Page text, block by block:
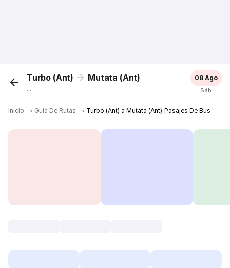
Turbo (Ant) Mutata (Ant)
...
08 Ago
Sáb
Inicio ＞ Guía De Rutas ＞ Turbo (Ant) a Mutata (Ant) Pasajes De Bus